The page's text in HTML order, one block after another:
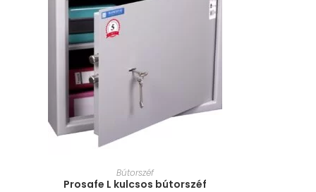
MÉRET VÁLASZTÁSA
Bútorszéf
Prosafe L kulcsos bútorszéf